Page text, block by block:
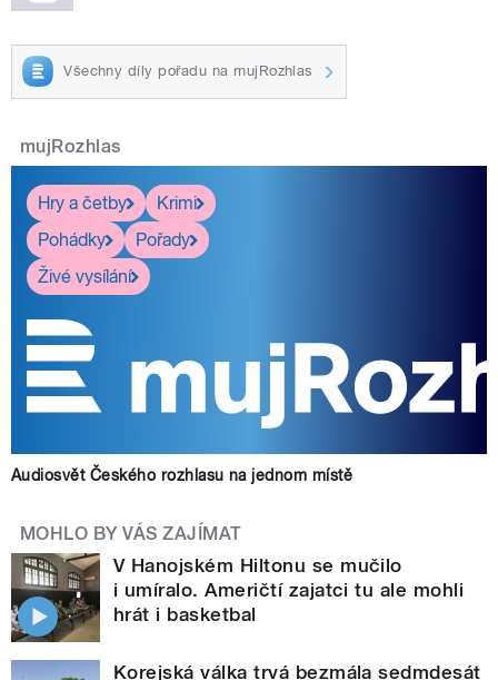
Všechny díly pořadu na mujRozhlas
mujRozhlas
Hry a četby
Krimi
Pohádky
Pořady
Živé vysílání
Audiosvět Českého rozhlasu na jednom místě
MOHLO BY VÁS ZAJÍMAT
V Hanojském Hiltonu se mučilo
i umíralo. Američtí zajatci tu ale mohli
hrát i basketbal
Korejská válka trvá bezmála sedmdesát